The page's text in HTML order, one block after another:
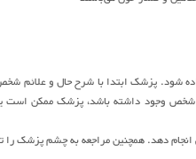
شود. پزشک ابتدا با شرح حال و علائم
وجود داشته باشد، پزشک ممکن است یک
دهد. همچنین مراجعه به چشم پزشک را